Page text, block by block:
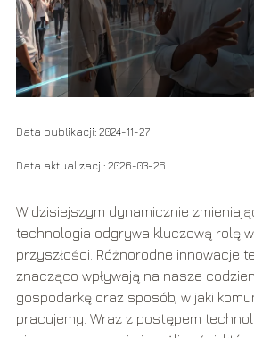
Data publikacji: 2024-11-27
Data aktualizacji: 2026-03-26
W dzisiejszym dynamicznie
technologia odgrywa kluczową rolę
przyszłości. Różnorodne innowacje
znacząco wpływają na nasze
gospodarkę oraz sposób, w jaki
pracujemy. Wraz z postępem